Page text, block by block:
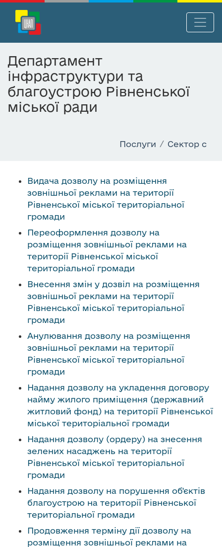
е
й
т
и
д
Послуги Сектор c
Департамент
інфраструктури та
благоустрою Рівненської
міської ради
Видача дозволу на розміщення
зовнішньої реклами на території
Рівненської міської територіальної
громади
Переоформлення дозволу на
розміщення зовнішньої реклами на
території Рівненської міської
територіальної громади
Внесення змін у дозвіл на розміщення
зовнішньої реклами на території
Рівненської міської територіальної
громади
Анулювання дозволу на розміщення
зовнішньої реклами на території
Рівненської міської територіальної
громади
Надання дозволу на укладення договору
найму жилого приміщення (державний
житловий фонд) на території Рівненської
міської територіальної громади
Надання дозволу (ордеру) на знесення
зелених насаджень на території
Рівненської міської територіальної
громади
Надання дозволу на порушення об'єктів
благоустрою на території Рівненської
територіальної громади
Продовження терміну дії дозволу на
розміщення зовнішньої реклами на